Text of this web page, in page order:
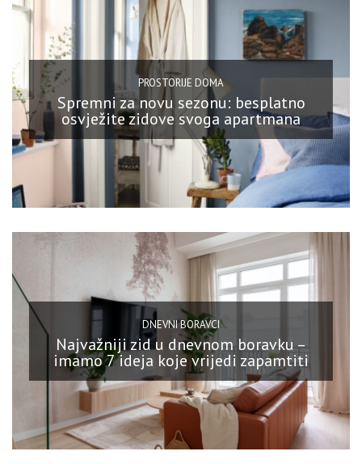
PROSTORIJE DOMA
Spremni za novu sezonu: besplatno
osvježite zidove svoga apartmana
DNEVNI BORAVCI
Najvažniji zid u dnevnom boravku –
imamo 7 ideja koje vrijedi zapamtiti